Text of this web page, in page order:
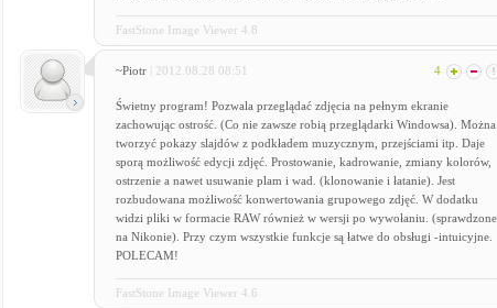
FastStone Image Viewer 4.8
~Piotr | 2012.08.28 08:51 4
Świetny program! Pozwala przeglądać zdjęcia na pełnym ekranie
zachowując ostrość. (Co nie zawsze robią przeglądarki Windowsa). Można
tworzyć pokazy slajdów z podkładem muzycznym, przejściami itp. Daje
sporą możliwość edycji zdjęć. Prostowanie, kadrowanie, zmiany kolorów,
ostrzenie a nawet usuwanie plam i wad. (klonowanie i łatanie). Jest
rozbudowana możliwość konwertowania grupowego zdjęć. W dodatku
widzi pliki w formacie RAW również w wersji po wywołaniu. (sprawdzone
na Nikonie). Przy czym wszystkie funkcje są łatwe do obsługi -intuicyjne.
POLECAM!
FastStone Image Viewer 4.6